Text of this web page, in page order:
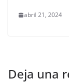
abril 21, 2024
Deja una